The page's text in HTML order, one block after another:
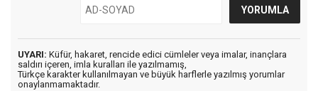
UYARI: Küfür, hakaret, rencide edici cümleler veya imalar, inançlara
saldırı içeren, imla kuralları ile yazılmamış,
Türkçe karakter kullanılmayan ve büyük harflerle yazılmış yorumlar
onaylanmamaktadır.